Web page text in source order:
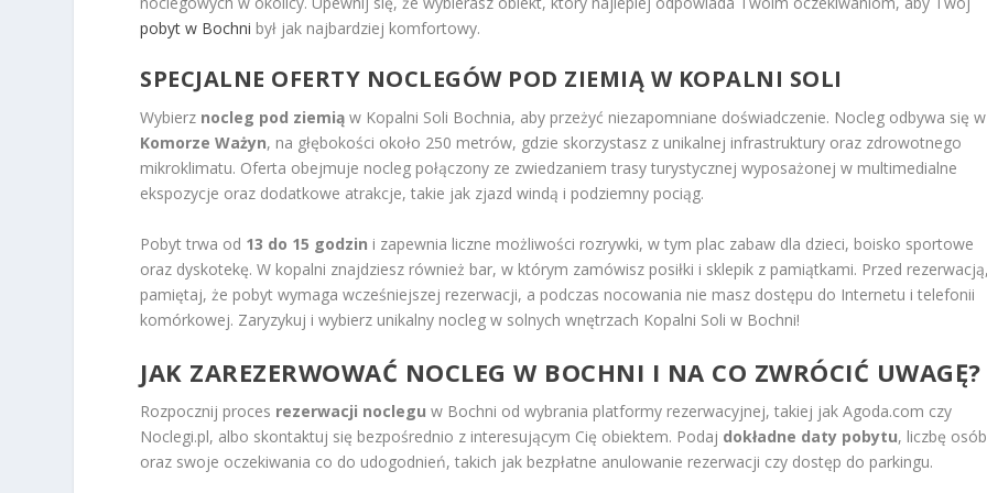
pobyt w Bochni był jak najbardziej komfortowy.
SPECJALNE OFERTY NOCLEGÓW POD ZIEMIĄ W KOPALNI SOLI
Wybierz nocleg pod ziemią w Kopalni Soli Bochnia, aby przeżyć niezapomniane doświadczenie. Nocleg odbywa się w
Komorze Ważyn, na głębokości około 250 metrów, gdzie skorzystasz z unikalnej infrastruktury oraz zdrowotnego
mikroklimatu. Oferta obejmuje nocleg połączony ze zwiedzaniem trasy turystycznej wyposażonej w multimedialne
ekspozycje oraz dodatkowe atrakcje, takie jak zjazd windą i podziemny pociąg.
Pobyt trwa od 13 do 15 godzin i zapewnia liczne możliwości rozrywki, w tym plac zabaw dla dzieci, boisko sportowe
oraz dyskotekę. W kopalni znajdziesz również bar, w którym zamówisz posiłki i sklepik z pamiątkami. Przed
pamiętaj, że pobyt wymaga wcześniejszej rezerwacji, a podczas nocowania nie masz dostępu do Internetu i telefonii
komórkowej. Zaryzykuj i wybierz unikalny nocleg w solnych wnętrzach Kopalni Soli w Bochni!
JAK ZAREZERWOWAĆ NOCLEG W BOCHNI I NA CO ZWRÓCIĆ UWAGĘ?
Rozpocznij proces rezerwacji noclegu w Bochni od wybrania platformy rezerwacyjnej, takiej jak Agoda.com czy
Noclegi.pl, albo skontaktuj się bezpośrednio z interesującym Cię obiektem. Podaj dokładne daty pobytu, liczbę osób
oraz swoje oczekiwania co do udogodnień, takich jak bezpłatne anulowanie rezerwacji czy dostęp do parkingu.